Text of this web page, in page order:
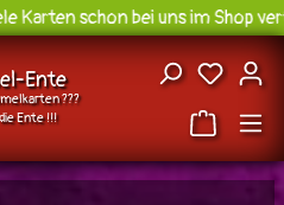
schon bei uns im Shop
Ente
???
Ente !!!
Du